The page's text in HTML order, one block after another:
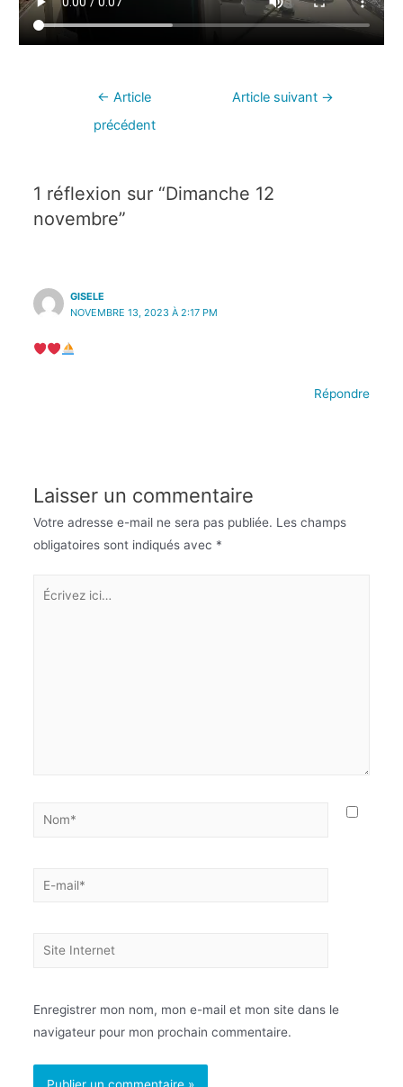
← Article
précédent
Article suivant →
1 réflexion sur “Dimanche 12
novembre”
GISELE
NOVEMBRE 13, 2023 À 2:17 PM
Répondre
Laisser un commentaire
Votre adresse e-mail ne sera pas publiée. Les champs
obligatoires sont indiqués avec *
Enregistrer mon nom, mon e-mail et mon site dans le
navigateur pour mon prochain commentaire.